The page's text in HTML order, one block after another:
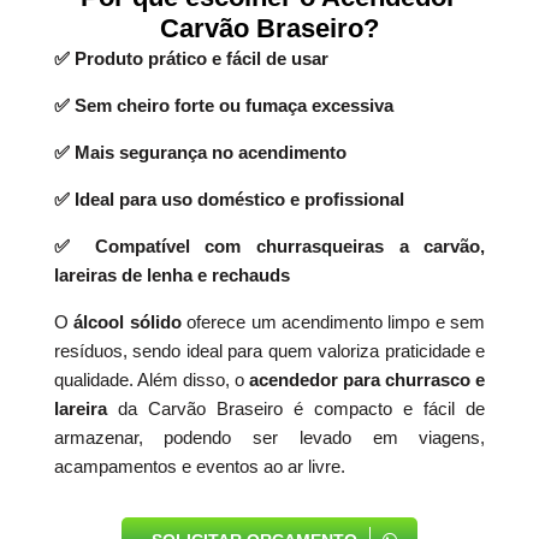
Carvão Braseiro?
✅ Produto prático e fácil de usar
✅ Sem cheiro forte ou fumaça excessiva
✅ Mais segurança no acendimento
✅ Ideal para uso doméstico e profissional
✅ Compatível com churrasqueiras a carvão,
lareiras de lenha e rechauds
Oálcool sólidooferece um acendimento limpo e sem
resíduos, sendo ideal para quem valoriza praticidade e
qualidade. Além disso, oacendedor para churrasco e
lareirada Carvão Braseiro é compacto e fácil de
armazenar, podendo ser levado em viagens,
acampamentos e eventos ao ar livre.